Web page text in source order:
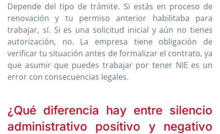
Depende del tipo de trámite. Si estás en proceso de
renovación y tu permiso anterior habilitaba para
trabajar, sí. Si es una solicitud inicial y aún no tienes
autorización, no. La empresa tiene obligación de
verificar tu situación antes de formalizar el contrato, ya
que asumir que puedes trabajar por tener NIE es un
error con consecuencias legales.
¿Qué diferencia hay entre silencio
administrativo positivo y negativo